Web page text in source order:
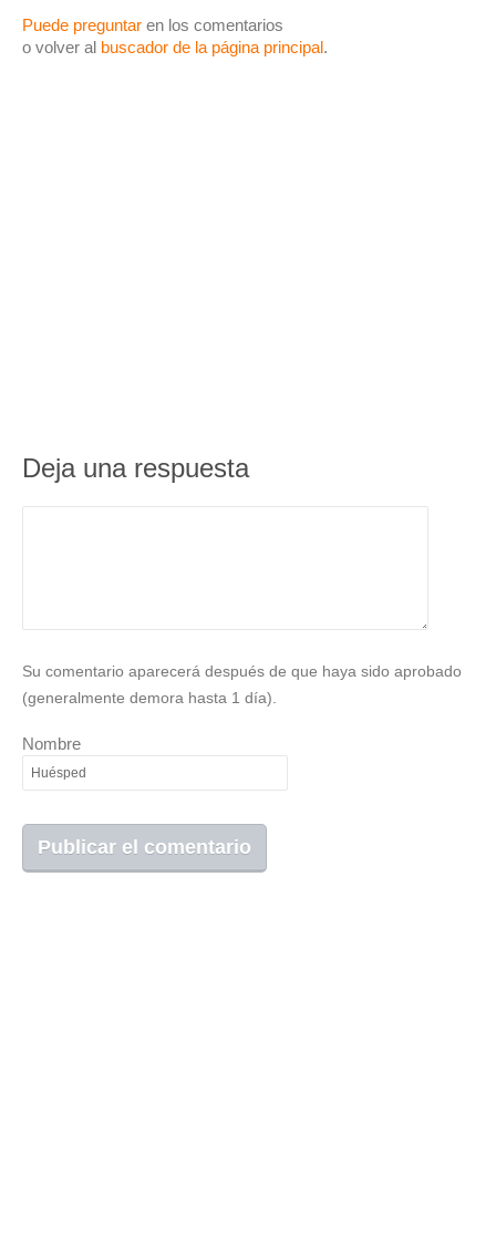
Puede preguntar en los comentarios
o volver al buscador de la página principal.
Deja una respuesta
Su comentario aparecerá después de que haya sido aprobado
(generalmente demora hasta 1 día).
Nombre